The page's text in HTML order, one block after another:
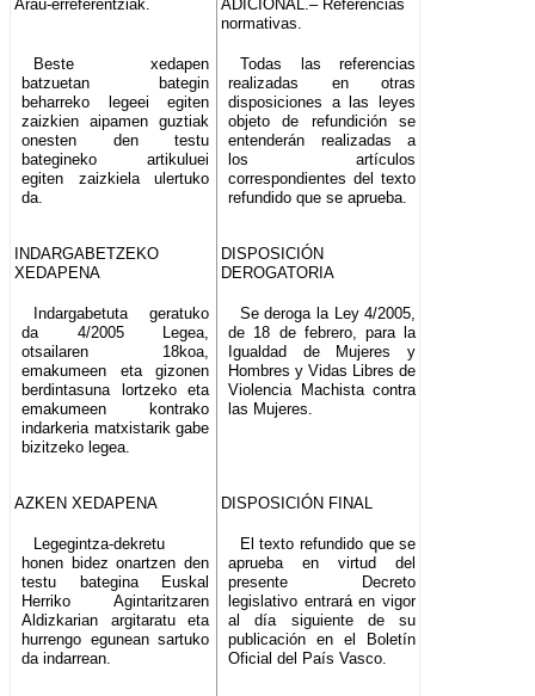
Arau-erreferentziak.
ADICIONAL.– Referencias
normativas.
Beste xedapen
batzuetan bategin
beharreko legeei egiten
zaizkien aipamen guztiak
onesten den testu
bategineko artikuluei
egiten zaizkiela ulertuko
da.
Todas las referencias
realizadas en otras
disposiciones a las leyes
objeto de refundición se
entenderán realizadas a
los artículos
correspondientes del texto
refundido que se aprueba.
INDARGABETZEKO
XEDAPENA
DISPOSICIÓN
DEROGATORIA
Indargabetuta geratuko
da 4/2005 Legea,
otsailaren 18koa,
emakumeen eta gizonen
berdintasuna lortzeko eta
emakumeen kontrako
indarkeria matxistarik gabe
bizitzeko legea.
Se deroga la Ley 4/2005,
de 18 de febrero, para la
Igualdad de Mujeres y
Hombres y Vidas Libres de
Violencia Machista contra
las Mujeres.
AZKEN XEDAPENA DISPOSICIÓN FINAL
Legegintza-dekretu
honen bidez onartzen den
testu bategina Euskal
Herriko Agintaritzaren
Aldizkarian argitaratu eta
hurrengo egunean sartuko
da indarrean.
El texto refundido que se
aprueba en virtud del
presente Decreto
legislativo entrará en vigor
al día siguiente de su
publicación en el Boletín
Oficial del País Vasco.